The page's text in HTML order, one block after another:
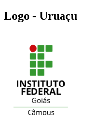
Logo - Uruaçu